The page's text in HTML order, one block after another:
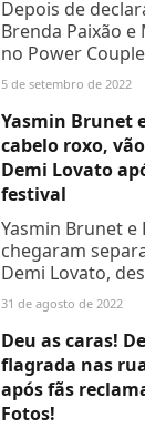
Depois de
Brenda Paixão
no Power
Lovato se tornou
casal após show
5 de setembro de 2022
Yasmin Brunet
cabelo roxo,
Demi Lovato
festival
Yasmin Brunet e
chegaram
Demi Lovato,
Rio, fez em São
feira (30).
ainda o novo
31 de agosto de 2022
Deu as caras!
flagrada nas
após fãs
Fotos!